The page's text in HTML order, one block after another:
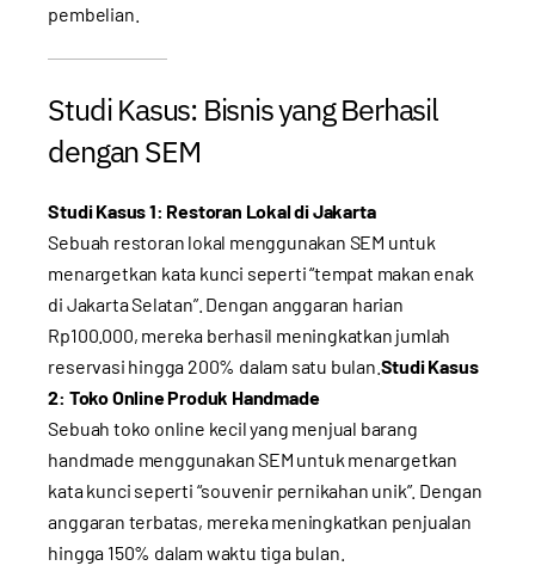
pembelian.
Studi Kasus: Bisnis yang Berhasil
dengan SEM
Studi Kasus 1: Restoran Lokal di Jakarta
Sebuah restoran lokal menggunakan SEM untuk
menargetkan kata kunci seperti “tempat makan enak
di Jakarta Selatan”. Dengan anggaran harian
Rp100.000, mereka berhasil meningkatkan jumlah
reservasi hingga 200% dalam satu bulan. Studi Kasus
2: Toko Online Produk Handmade
Sebuah toko online kecil yang menjual barang
handmade menggunakan SEM untuk menargetkan
kata kunci seperti “souvenir pernikahan unik”. Dengan
anggaran terbatas, mereka meningkatkan penjualan
hingga 150% dalam waktu tiga bulan.